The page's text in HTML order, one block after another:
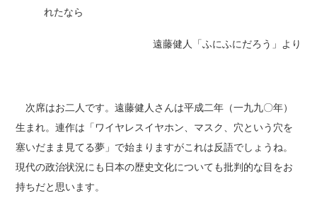
れたなら
遠藤健人「ふにふにだろう」より
次席はお二人です。遠藤健人さんは平成二年（一九九〇年）
生まれ。連作は「ワイヤレスイヤホン、マスク、穴という穴を
塞いだまま見てる夢」で始まりますがこれは反語でしょうね。
現代の政治状況にも日本の歴史文化についても批判的な目をお
持ちだと思います。